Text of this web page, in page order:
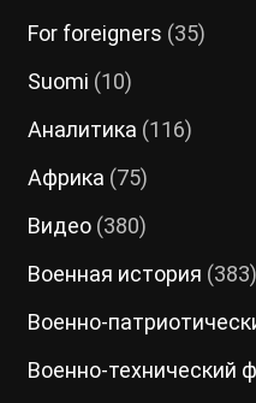
For foreigners (35)
Suomi (10)
Аналитика (116)
Африка (75)
Видео(380)
Военная история (383)
Военно-
Военно-технический